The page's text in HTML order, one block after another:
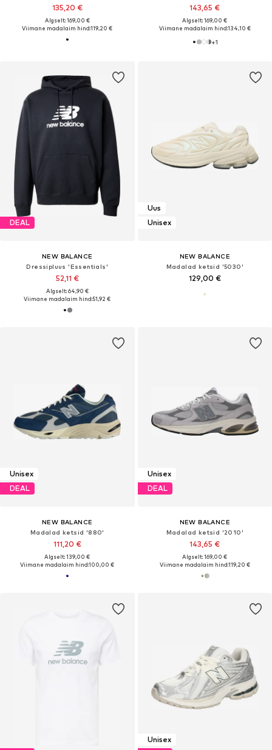
135,20 €
Algselt: 169,00 €
Viimane madalaim hind:119,20 €
143,65 €
Algselt: 169,00 €
Viimane madalaim hind:134,10 €
+1
DEAL
NEW BALANCE
Dressipluus 'Essentials'
52,11 €
Algselt: 64,90 €
Viimane madalaim hind:51,92 €
Uus
Unisex
NEW BALANCE
Madalad ketsid '5030'
129,00 €
Unisex
DEAL
NEW BALANCE
Madalad ketsid '880'
111,20 €
Algselt: 139,00 €
Viimane madalaim hind:100,00 €
Unisex
DEAL
NEW BALANCE
Madalad ketsid '2010'
143,65 €
Algselt: 169,00 €
Viimane madalaim hind:119,20 €
Unisex